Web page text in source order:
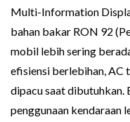
Multi-Information
bahan bakar RON 92
mobil lebih sering
efisiensi berlebihan, AC
dipacu saat dibutuhkan.
penggunaan kendaraan